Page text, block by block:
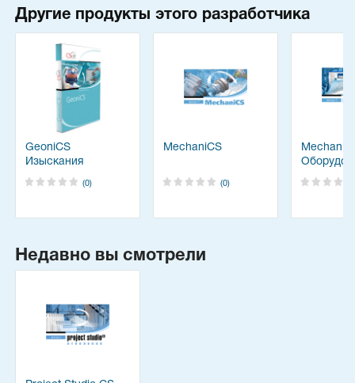
Другие продукты этого разработчика
GeoniCS
Изыскания
(0)
MechaniCS
(0)
Недавно вы смотрели